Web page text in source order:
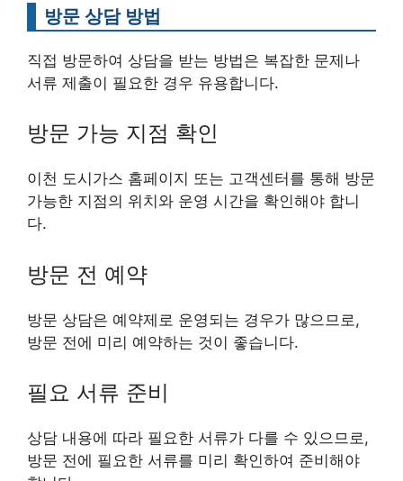
방문 상담 방법
직접 방문하여 상담을 받는 방법은 복잡한 문제나
서류 제출이 필요한 경우 유용합니다.
방문 가능 지점 확인
이천 도시가스 홈페이지 또는 고객센터를 통해 방문
가능한 지점의 위치와 운영 시간을 확인해야 합니
다.
방문 전 예약
방문 상담은 예약제로 운영되는 경우가 많으므로,
방문 전에 미리 예약하는 것이 좋습니다.
필요 서류 준비
상담 내용에 따라 필요한 서류가 다를 수 있으므로,
방문 전에 필요한 서류를 미리 확인하여 준비해야